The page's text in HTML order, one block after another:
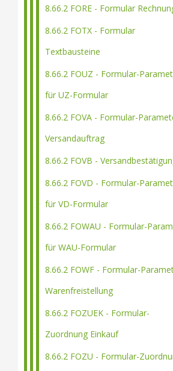
8.66.2 FORE - Formular
8.66.2 FOTX - Formular
Textbausteine
8.66.2 FOUZ - Formular-
für UZ-Formular
8.66.2 FOVA - Formular-
Versandauftrag
8.66.2 FOVB -
8.66.2 FOVD - Formular-
für VD-Formular
8.66.2 FOWAU - Formular-
für WAU-Formular
8.66.2 FOWF - Formular-
Warenfreistellung
8.66.2 FOZUEK - Formular-
Zuordnung Einkauf
8.66.2 FOZU - Formular-